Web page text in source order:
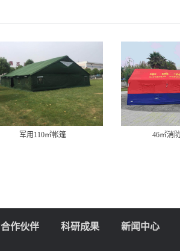
军用110㎡帐篷 46㎡消
合作伙伴 科研成果 新闻中心